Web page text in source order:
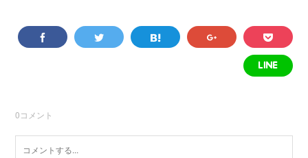
0コメント